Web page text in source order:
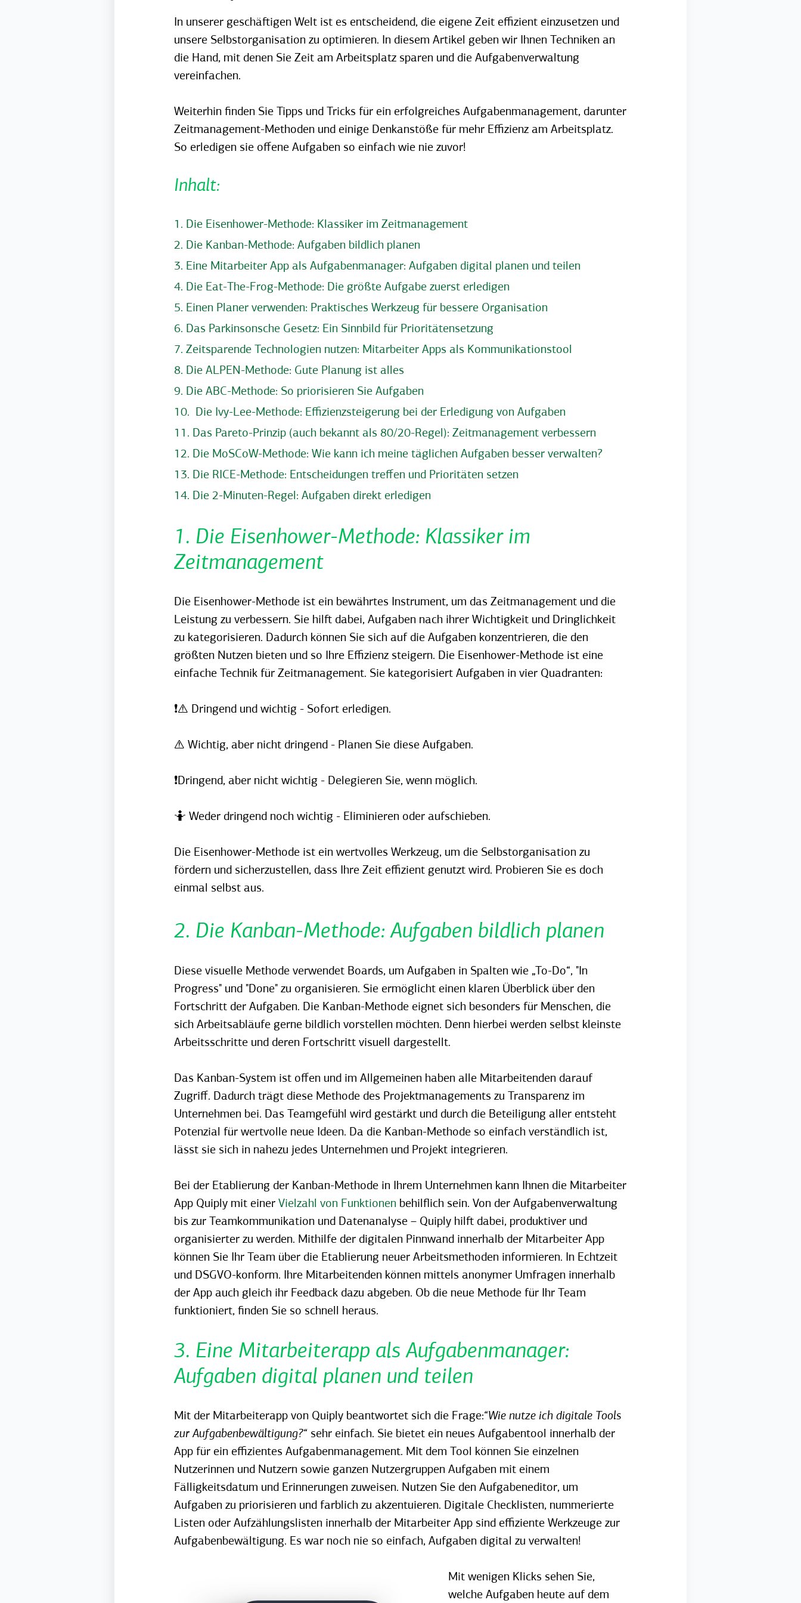
In unserer geschäftigen Welt ist es entscheidend, die eigene Zeit effizient einzusetzen und
unsere Selbstorganisation zu optimieren. In diesem Artikel geben wir Ihnen Techniken an
die Hand, mit denen Sie Zeit am Arbeitsplatz sparen und die Aufgabenverwaltung
vereinfachen.
Weiterhin finden Sie Tipps und Tricks für ein erfolgreiches Aufgabenmanagement, darunter
Zeitmanagement-Methoden und einige Denkanstöße für mehr Effizienz am Arbeitsplatz.
So erledigen sie offene Aufgaben so einfach wie nie zuvor!
Inhalt:
1. Die Eisenhower-Methode: Klassiker im Zeitmanagement
2. Die Kanban-Methode: Aufgaben bildlich planen
3. Eine Mitarbeiter App als Aufgabenmanager: Aufgaben digital planen und teilen
4. Die Eat-The-Frog-Methode: Die größte Aufgabe zuerst erledigen
5. Einen Planer verwenden: Praktisches Werkzeug für bessere Organisation
6. Das Parkinsonsche Gesetz: Ein Sinnbild für Prioritätensetzung
7. Zeitsparende Technologien nutzen: Mitarbeiter Apps als Kommunikationstool
8. Die ALPEN-Methode: Gute Planung ist alles
9. Die ABC-Methode: So priorisieren Sie Aufgaben
10. Die Ivy-Lee-Methode: Effizienzsteigerung bei der Erledigung von Aufgaben
11. Das Pareto-Prinzip (auch bekannt als 80/20-Regel): Zeitmanagement verbessern
12. Die MoSCoW-Methode: Wie kann ich meine täglichen Aufgaben besser verwalten?
13. Die RICE-Methode: Entscheidungen treffen und Prioritäten setzen
14. Die 2-Minuten-Regel: Aufgaben direkt erledigen
1. Die Eisenhower-Methode: Klassiker im
Zeitmanagement
Die Eisenhower-Methode ist ein bewährtes Instrument, um das Zeitmanagement und die
Leistung zu verbessern. Sie hilft dabei, Aufgaben nach ihrer Wichtigkeit und Dringlichkeit
zu kategorisieren. Dadurch können Sie sich auf die Aufgaben konzentrieren, die den
größten Nutzen bieten und so Ihre Effizienz steigern. Die Eisenhower-Methode ist eine
einfache Technik für Zeitmanagement. Sie kategorisiert Aufgaben in vier Quadranten:
❗⚠️ Dringend und wichtig - Sofort erledigen.
⚠️ Wichtig, aber nicht dringend - Planen Sie diese Aufgaben.
❗Dringend, aber nicht wichtig - Delegieren Sie, wenn möglich.
🤷 Weder dringend noch wichtig - Eliminieren oder aufschieben.
Die Eisenhower-Methode ist ein wertvolles Werkzeug, um die Selbstorganisation zu
fördern und sicherzustellen, dass Ihre Zeit effizient genutzt wird. Probieren Sie es doch
einmal selbst aus.
2. Die Kanban-Methode: Aufgaben bildlich planen
Diese visuelle Methode verwendet Boards, um Aufgaben in Spalten wie „To-Do“, "In
Progress" und "Done" zu organisieren. Sie ermöglicht einen klaren Überblick über den
Fortschritt der Aufgaben. Die Kanban-Methode eignet sich besonders für Menschen, die
sich Arbeitsabläufe gerne bildlich vorstellen möchten. Denn hierbei werden selbst kleinste
Arbeitsschritte und deren Fortschritt visuell dargestellt.
Das Kanban-System ist offen und im Allgemeinen haben alle Mitarbeitenden darauf
Zugriff. Dadurch trägt diese Methode des Projektmanagements zu Transparenz im
Unternehmen bei. Das Teamgefühl wird gestärkt und durch die Beteiligung aller entsteht
Potenzial für wertvolle neue Ideen. Da die Kanban-Methode so einfach verständlich ist,
lässt sie sich in nahezu jedes Unternehmen und Projekt integrieren.
Bei der Etablierung der Kanban-Methode in Ihrem Unternehmen kann Ihnen die Mitarbeiter
App Quiply mit einer Vielzahl von Funktionen behilflich sein. Von der Aufgabenverwaltung
bis zur Teamkommunikation und Datenanalyse – Quiply hilft dabei, produktiver und
organisierter zu werden. Mithilfe der digitalen Pinnwand innerhalb der Mitarbeiter App
können Sie Ihr Team über die Etablierung neuer Arbeitsmethoden informieren. In Echtzeit
und DSGVO-konform. Ihre Mitarbeitenden können mittels anonymer Umfragen innerhalb
der App auch gleich ihr Feedback dazu abgeben. Ob die neue Methode für Ihr Team
funktioniert, finden Sie so schnell heraus.
3. Eine Mitarbeiterapp als Aufgabenmanager:
Aufgaben digital planen und teilen
Mit der Mitarbeiterapp von Quiply beantwortet sich die Frage:“Wie nutze ich digitale Tools
zur Aufgabenbewältigung?“ sehr einfach. Sie bietet ein neues Aufgabentool innerhalb der
App für ein effizientes Aufgabenmanagement. Mit dem Tool können Sie einzelnen
Nutzerinnen und Nutzern sowie ganzen Nutzergruppen Aufgaben mit einem
Fälligkeitsdatum und Erinnerungen zuweisen. Nutzen Sie den Aufgabeneditor, um
Aufgaben zu priorisieren und farblich zu akzentuieren. Digitale Checklisten, nummerierte
Listen oder Aufzählungslisten innerhalb der Mitarbeiter App sind effiziente Werkzeuge zur
Aufgabenbewältigung. Es war noch nie so einfach, Aufgaben digital zu verwalten!
Mit wenigen Klicks sehen Sie,
welche Aufgaben heute auf dem